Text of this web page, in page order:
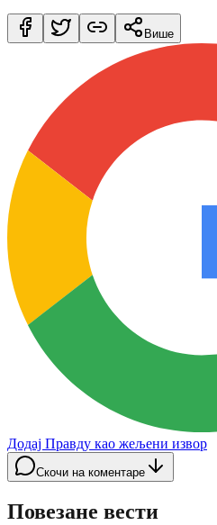
Више
Додај Правду као жељени извор
Скочи на коментаре
Повезане вести